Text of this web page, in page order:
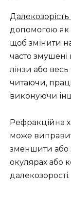
Далекозорість
допомогою як
щоб змінити
часто змушені
лінзи або
читаючи,
виконуючи
Рефракційна
може
зменшити або
окулярах або
далекозорості.